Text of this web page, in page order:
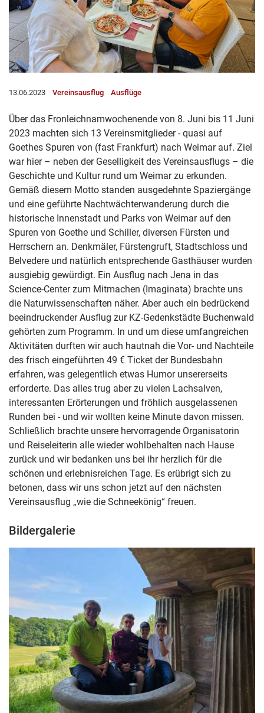
13.06.2023 Vereinsausflug Ausflüge
Über das Fronleichnamwochenende von 8. Juni bis 11 Juni
2023 machten sich 13 Vereinsmitglieder - quasi auf
Goethes Spuren von (fast Frankfurt) nach Weimar auf. Ziel
war hier – neben der Geselligkeit des Vereinsausflugs – die
Geschichte und Kultur rund um Weimar zu erkunden.
Gemäß diesem Motto standen ausgedehnte Spaziergänge
und eine geführte Nachtwächterwanderung durch die
historische Innenstadt und Parks von Weimar auf den
Spuren von Goethe und Schiller, diversen Fürsten und
Herrschern an. Denkmäler, Fürstengruft, Stadtschloss und
Belvedere und natürlich entsprechende Gasthäuser wurden
ausgiebig gewürdigt. Ein Ausflug nach Jena in das
Science-Center zum Mitmachen (Imaginata) brachte uns
die Naturwissenschaften näher. Aber auch ein bedrückend
beeindruckender Ausflug zur KZ-Gedenkstädte Buchenwald
gehörten zum Programm. In und um diese umfangreichen
Aktivitäten durften wir auch hautnah die Vor- und Nachteile
des frisch eingeführten 49 € Ticket der Bundesbahn
erfahren, was gelegentlich etwas Humor unsererseits
erforderte. Das alles trug aber zu vielen Lachsalven,
interessanten Erörterungen und fröhlich ausgelassenen
Runden bei - und wir wollten keine Minute davon missen.
Schließlich brachte unsere hervorragende Organisatorin
und Reiseleiterin alle wieder wohlbehalten nach Hause
zurück und wir bedanken uns bei ihr herzlich für die
schönen und erlebnisreichen Tage. Es erübrigt sich zu
betonen, dass wir uns schon jetzt auf den nächsten
Vereinsausflug „wie die Schneekönig“ freuen.
Bildergalerie